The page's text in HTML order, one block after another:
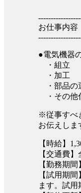
お仕事内
●電気機器
・組立
・加工
・部品の
・その他
※従事すべ
お伝えしま
【時給】
【交通費
【勤務期
【試用期
ます。試用